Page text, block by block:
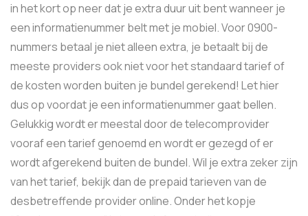
in het kort op neer dat je extra duur uit bent wanneer je
een informatienummer belt met je mobiel. Voor 0900-
nummers betaal je niet alleen extra, je betaalt bij de
meeste providers ook niet voor het standaard tarief of
de kosten worden buiten je bundel gerekend! Let hier
dus op voordat je een informatienummer gaat bellen.
Gelukkig wordt er meestal door de telecomprovider
vooraf een tarief genoemd en wordt er gezegd of er
wordt afgerekend buiten de bundel. Wil je extra zeker zijn
van het tarief, bekijk dan de prepaid tarieven van de
desbetreffende provider online. Onder het kopje